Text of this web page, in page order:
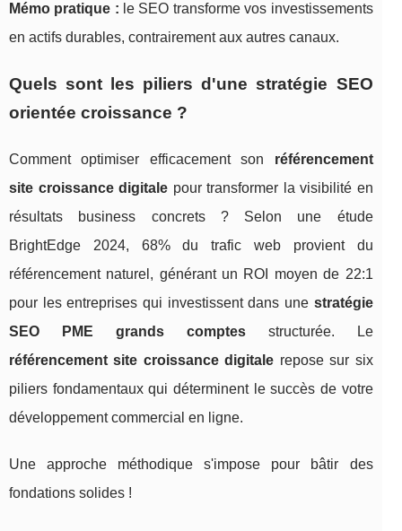
Mémo pratique : le SEO transforme vos investissements
en actifs durables, contrairement aux autres canaux.
Quels sont les piliers d'une stratégie SEO
orientée croissance ?
Comment optimiser efficacement son référencement
site croissance digitale pour transformer la visibilité en
résultats business concrets ? Selon une étude
BrightEdge 2024, 68% du trafic web provient du
référencement naturel, générant un ROI moyen de 22:1
pour les entreprises qui investissent dans une stratégie
SEO PME grands comptesstructurée. Le
référencement site croissance digitale repose sur six
piliers fondamentaux qui déterminent le succès de votre
développement commercial en ligne.
Une approche méthodique s'impose pour bâtir des
fondations solides !